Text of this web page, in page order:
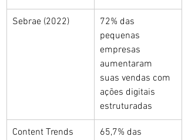
Sebrae (2022)
72% das
pequenas
empresas
aumentaram
suas vendas com
ações digitais
estruturadas
Content Trends
65,7% das